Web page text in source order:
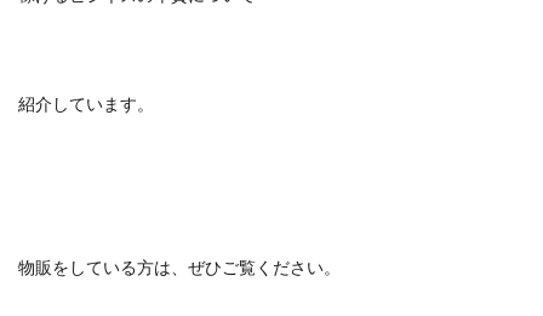
紹介しています。
物販をしている方は、ぜひご覧ください。